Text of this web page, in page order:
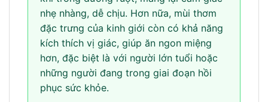
nhẹ nhàng, dễ chịu. Hơn nữa, mùi thơm
đặc trưng của kinh giới còn có khả năng
kích thích vị giác, giúp ăn ngon miệng
hơn, đặc biệt là với người lớn tuổi hoặc
những người đang trong giai đoạn hồi
phục sức khỏe.